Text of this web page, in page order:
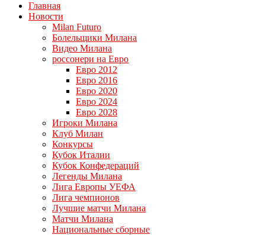
Главная
Новости
Milan Futuro
Болельщики Милана
Видео Милана
россонери на Евро
Евро 2012
Евро 2016
Евро 2020
Евро 2024
Евро 2028
Игроки Милана
Клуб Милан
Конкурсы
Кубок Италии
Кубок Конфедераций
Легенды Милана
Лига Европы УЕФА
Лига чемпионов
Лучшие матчи Милана
Матчи Милана
Национальные сборные